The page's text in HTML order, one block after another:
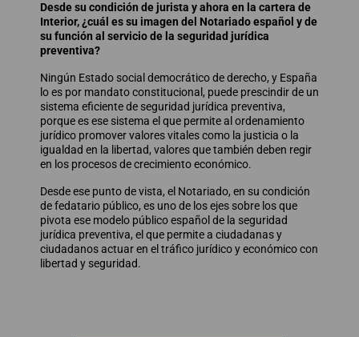
Desde su condición de jurista y ahora en la cartera de
Interior, ¿cuál es su imagen del Notariado español y de
su función al servicio de la seguridad jurídica
preventiva?
Ningún Estado social democrático de derecho, y España
lo es por mandato constitucional, puede prescindir de un
sistema eficiente de seguridad jurídica preventiva,
porque es ese sistema el que permite al ordenamiento
jurídico promover valores vitales como la justicia o la
igualdad en la libertad, valores que también deben regir
en los procesos de crecimiento económico.
Desde ese punto de vista, el Notariado, en su condición
de fedatario público, es uno de los ejes sobre los que
pivota ese modelo público español de la seguridad
jurídica preventiva, el que permite a ciudadanas y
ciudadanos actuar en el tráfico jurídico y económico con
libertad y seguridad.